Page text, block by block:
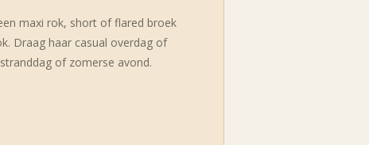
maxi rok, short of flared broek
Draag haar casual overdag of
of zomerse avond.